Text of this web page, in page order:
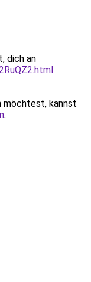
dich an
möchtest, kannst
.